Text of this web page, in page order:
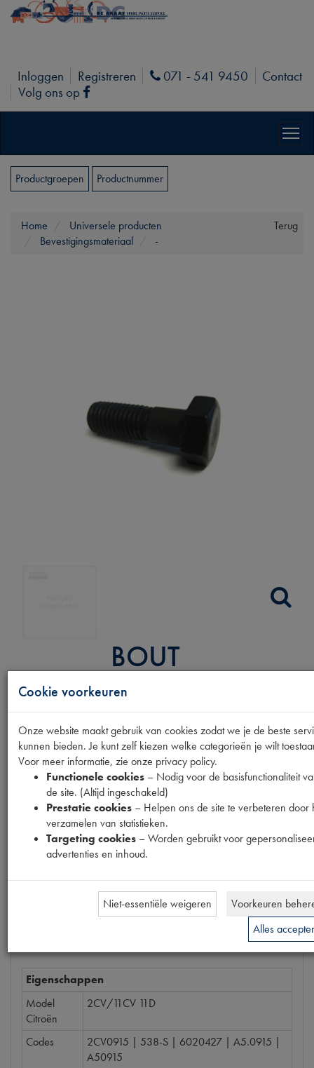
Inloggen Registreren Phone
071 - 541 9450
Contact
Volg ons op
Facebook
Productgroepen Productnummer
Terug
Home
Universele producten
Bevestigingsmateriaal
-
BOUT
AANDR.AS/
BOUT
Productnummer
1540104
Prijs
€3,27
Bestel
Eigenschappen
Model
Citroën
2CV/11CV 11D
Codes
2CV0915 | 538-S | 6020427 | A5.0915 |
A50915
Cookie voorkeuren
Onze website maakt gebruik van cookies zodat we je de beste
kunnen bieden. Je kunt zelf kiezen welke categorieën je wilt
Voor meer informatie, zie onze privacy policy.
Functionele cookies – Nodig voor de basisfunctionaliteit
de site. (Altijd ingeschakeld)
Prestatie cookies – Helpen ons de site te verbeteren door
verzamelen van statistieken.
Targeting cookies – Worden gebruikt voor
advertenties en inhoud.
Niet-essentiële weigeren
Voorkeuren
Alles